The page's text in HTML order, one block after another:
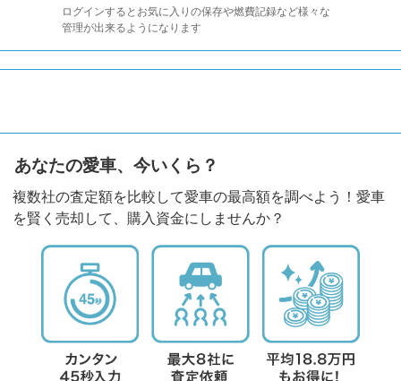
ログインするとお気に入りの保存や燃費記録など様々な
管理が出来るようになります
あなたの愛車、今いくら？
複数社の査定額を比較して愛車の最高額を調べよう！愛車
を賢く売却して、購入資金にしませんか？